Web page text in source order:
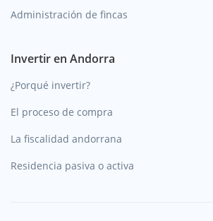
Administración de fincas
Invertir en Andorra
¿Porqué invertir?
El proceso de compra
La fiscalidad andorrana
Residencia pasiva o activa